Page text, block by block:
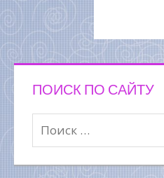
ПОИСК ПО САЙТУ